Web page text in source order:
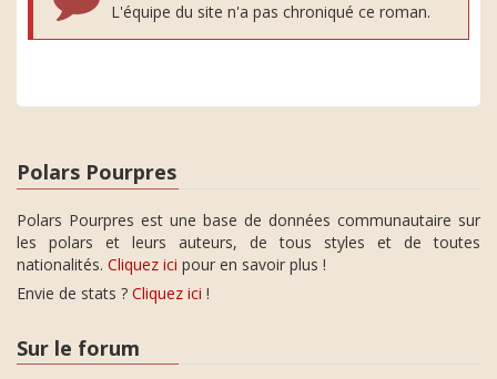
L'équipe du site n'a pas chroniqué ce roman.
Polars Pourpres
Polars Pourpres est une base de données communautaire sur
les polars et leurs auteurs, de tous styles et de toutes
nationalités. Cliquez ici pour en savoir plus !
Envie de stats ? Cliquez ici !
Sur le forum